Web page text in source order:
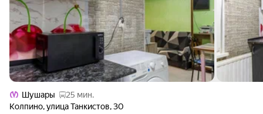
Шушары
25 мин.
Колпино,улица Танкистов,30